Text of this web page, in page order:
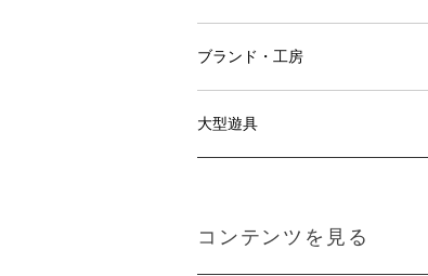
ブランド・工房
大型遊具
コンテンツを見る